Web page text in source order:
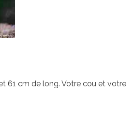
61 cm de long. Votre cou et votre